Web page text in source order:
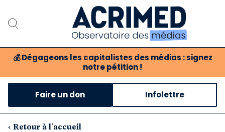
💰 Dégageons les capitalistes des médias : signez
notre pétition !
Notre association
Notre critique des médias
Faire un don Infolettre
‹ Retour à l'accueil